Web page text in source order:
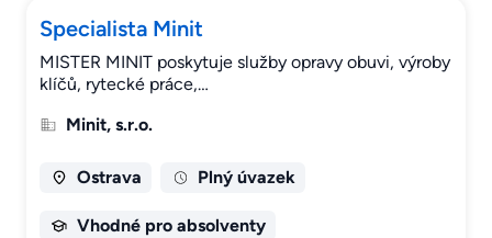
Specialista Minit
MISTER MINIT poskytuje služby opravy obuvi, výroby
klíčů, rytecké práce,…
Minit, s.r.o.
Ostrava Plný úvazek
Vhodné pro absolventy